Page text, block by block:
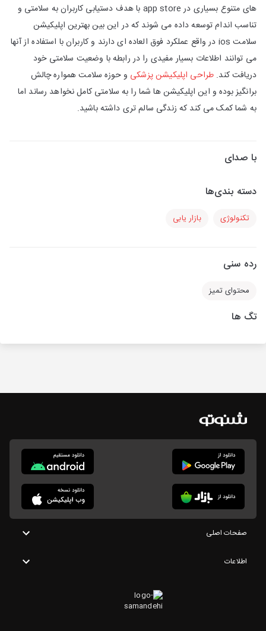
های متنوع بسیاری در app store با هدف دستیابی کاربران به سلامتی و
تناسب اندام توسعه داده می شوند که در این بین بهترین اپلیکیشن
سلامت ios در واقع عملکرد فوق العاده ای دارند و کاربران با استفاده از آنها
می توانند اطلاعات بسیار مفیدی را در رابطه با وضعیت سلامتی خود
دریافت کند. طراحی اپلیکیشن پزشکی و حوزه سلامت همواره چالش
برانگیز بوده و این اپلیکیشن ها شما را به سلامتی کامل نخواهد رساند اما
به شما کمک می کند که زندگی سالم تری داشته باشید.
با صدای
دسته بندی‌ها
تکنولوژی بازار یابی
رده سنی
محتوای تمیز
تگ ها
صفحات اصلی
اطلاعات